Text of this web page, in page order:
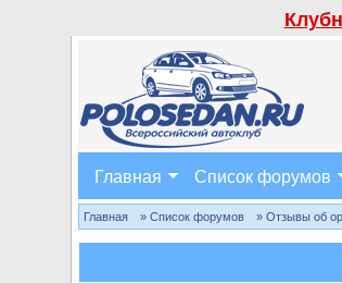
Главная Список форумов
Главная » Список форумов » Отзывы об